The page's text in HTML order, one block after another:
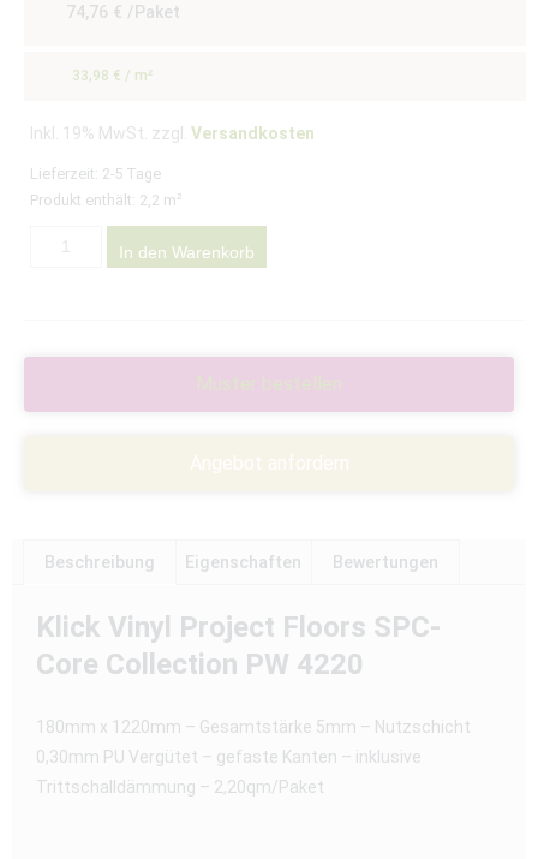
74,76 € /Paket
33,98 € / m²
Inkl. 19% MwSt. zzgl. Versandkosten
Lieferzeit: 2-5 Tage
Produkt enthält: 2,2 m²
In den Warenkorb
Beschreibung Eigenschaften Bewertungen
Klick Vinyl Project Floors SPC-
Core Collection PW 4220
180mm x 1220mm – Gesamtstärke 5mm – Nutzschicht
0,30mm PU Vergütet – gefaste Kanten – inklusive
Trittschalldämmung – 2,20qm/Paket